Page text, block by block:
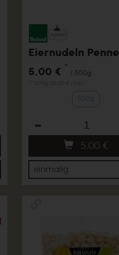
Eiernudeln Penne
5,00 € *
/ 500g
500g
5,00 €